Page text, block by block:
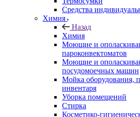
Средства
Химия
Назад
Химия
Моющие и
пароконвектоматов
Моющие и
посудомоечных машин
Мойка оборудования,
инвентаря
Уборка помещений
Стирка
Косметико-